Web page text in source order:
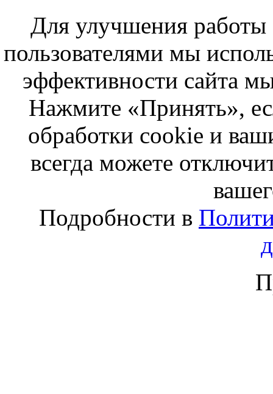
Для улучшения работы
пользователями мы
эффективности сайта
Нажмите «Принять»,
обработки cookie и
всегда можете
Подробности в